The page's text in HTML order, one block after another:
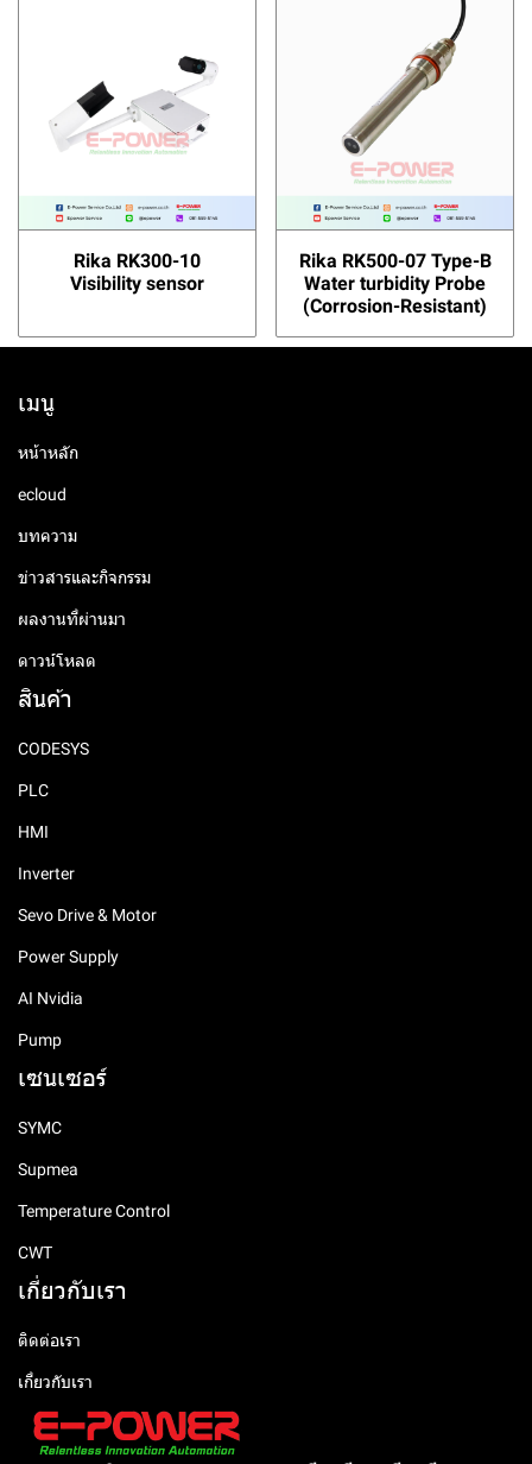
Rika RK300-10
Visibility sensor
Rika RK500-07 Type-B
Water turbidity Probe
(Corrosion-Resistant)
เมนู
หน้าหลัก
ecloud
บทความ
ข่าวสารและกิจกรรม
ผลงานที่ผ่านมา
ดาวน์โหลด
สินค้า
CODESYS
PLC
HMI
Inverter
Sevo Drive & Motor
Power Supply
AI Nvidia
Pump
เซนเซอร์
SYMC
Supmea
Temperature Control
CWT
เกี่ยวกับเรา
ติดต่อเรา
เกี่ยวกับเรา